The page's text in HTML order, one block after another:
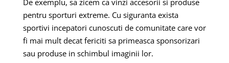
De exemplu, sa zicem ca vinzi accesorii si produse
pentru sporturi extreme. Cu siguranta exista
sportivi incepatori cunoscuti de comunitate care vor
fi mai mult decat fericiti sa primeasca sponsorizari
sau produse in schimbul imaginii lor.